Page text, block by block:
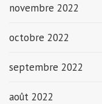
novembre 2022
octobre 2022
septembre 2022
août 2022